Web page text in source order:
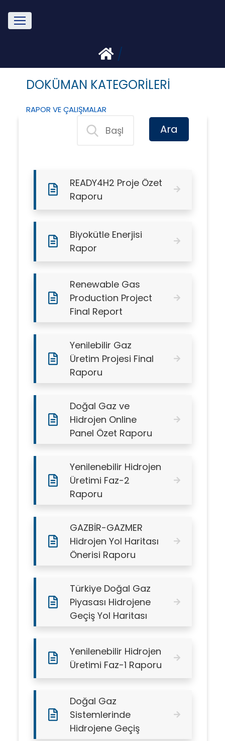
/
DOKÜMAN KATEGORİLERİ
RAPOR VE ÇALIŞMALAR
READY4H2 Proje Özet
Raporu
Biyokütle Enerjisi
Rapor
Renewable Gas
Production Project
Final Report
Yenilebilir Gaz
Üretim Projesi Final
Raporu
Doğal Gaz ve
Hidrojen Online
Panel Özet Raporu
Yenilenebilir Hidrojen
Üretimi Faz-2
Raporu
GAZBİR-GAZMER
Hidrojen Yol Haritası
Önerisi Raporu
Türkiye Doğal Gaz
Piyasası Hidrojene
Geçiş Yol Haritası
Yenilenebilir Hidrojen
Üretimi Faz-1 Raporu
Doğal Gaz
Sistemlerinde
Hidrojene Geçiş